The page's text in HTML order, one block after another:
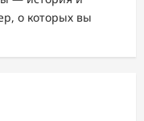
о которых вы